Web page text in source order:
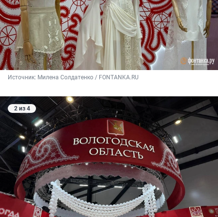
Источник: Милена Солдатенко / FONTANKA.RU
2 из 4